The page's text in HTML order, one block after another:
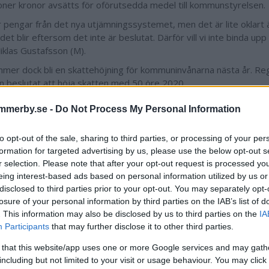
- Do Not Process My Personal Information
opt-out of the sale, sharing to third parties, or processing of your
for targeted advertising by us, please use the below opt-out
selection. Please note that after your opt-out request is processed
interest-based ads based on personal information utilized by us
to third parties prior to your opt-out. You may separately
of your personal information by third parties on the IAB’s list of
This information may also be disclosed by us to third parties on the
Participants that may further disclose it to other third parties.
that this website/app uses one or more Google services and may
but not limited to your visit or usage behaviour. You may
kronor avsätts för oförutsedda medel till kommunstyrelsen.
pengar från det nya utjämningssystemet, men det är lite oklart
blir eftersom det inte är beslutat. Därför vill vi inte binda upp
Gustafsson (M).
dock bli en skattehöjning för kommuninvånarna nästa år.
beslutat att höja skatten med 50 öre 2020.
Simon Henriksson
076 815 45 71
Kommunalskatten Skatt Skatten